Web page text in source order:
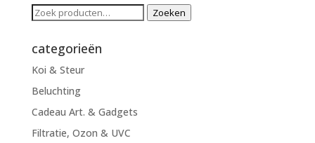
Zoeken
Zoeken
categorieën
Koi & Steur
Beluchting
Cadeau Art. & Gadgets
Filtratie, Ozon & UVC